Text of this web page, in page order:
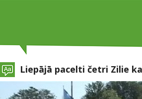
Liepājā pacelti četri Zilie